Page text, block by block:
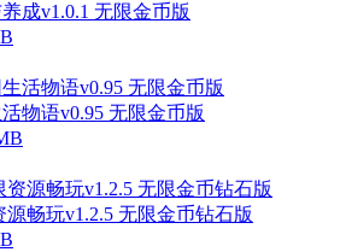
成v1.0.1 无限金币版
物语v0.95 无限金币版
畅玩v1.2.5 无限金币钻石版